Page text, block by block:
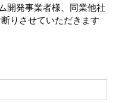
開発事業者様、同業他社
りさせていただきます